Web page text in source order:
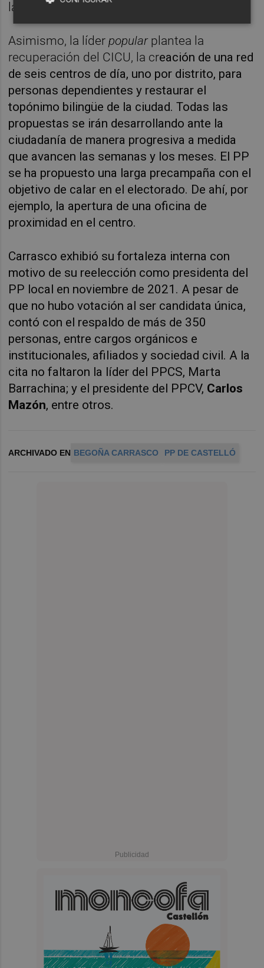
la realidad" actual.
Asimismo, la líderpopular plantea la
recuperación del CICU, la creación de una red
de seis centros de día, uno por distrito, para
personas dependientes y restaurar el
topónimo bilingüe de la ciudad. Todas las
propuestas se irán desarrollando ante la
ciudadanía de manera progresiva a medida
que avancen las semanas y los meses. El PP
se ha propuesto una larga precampaña con el
objetivo de calar en el electorado. De ahí, por
ejemplo, la apertura de una oficina de
proximidad en el centro.
Carrasco exhibió su fortaleza interna con
motivo de su reelección como presidenta del
PP local en noviembre de 2021. A pesar de
que no hubo votación al ser candidata única,
contó con el respaldo de más de 350
personas, entre cargos orgánicos e
institucionales, afiliados y sociedad civil. A la
cita no faltaron la líder del PPCS, Marta
Barrachina; y el presidente del PPCV, Carlos
Mazón, entre otros.
ARCHIVADO EN BEGOÑA CARRASCO PP DE CASTELLÓ